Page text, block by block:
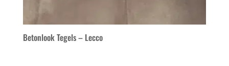
Betonlook Tegels – Lecco